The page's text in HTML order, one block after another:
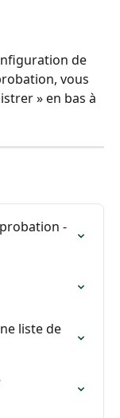
de
vous
» en bas à
-
liste de